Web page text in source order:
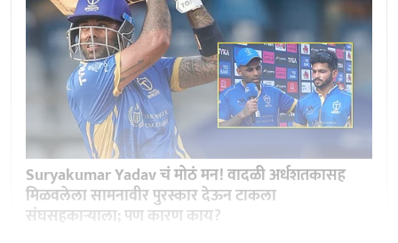
Suryakumar Yadav चं मोठं मन! वादळी अर्धशतकासह
मिळवलेला सामनावीर पुरस्कार देऊन टाकला
संघसहकाऱ्याला; पण कारण काय?